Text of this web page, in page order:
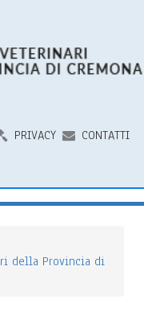
PRIVACY CONTATTI
della Provincia di